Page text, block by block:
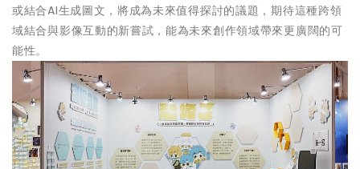
或結合AI生成圖文，將成為未來值得探討的議題，期待這種跨領
域結合與影像互動的新嘗試，能為未來創作領域帶來更廣闊的可
能性。